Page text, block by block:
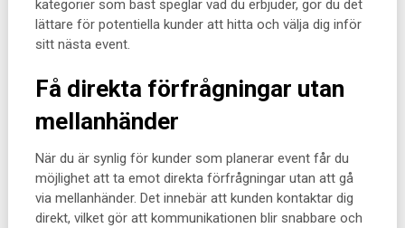
kategorier som bäst speglar vad du erbjuder, gör du det
lättare för potentiella kunder att hitta och välja dig inför
sitt nästa event.
Få direkta förfrågningar utan
mellanhänder
När du är synlig för kunder som planerar event får du
möjlighet att ta emot direkta förfrågningar utan att gå
via mellanhänder. Det innebär att kunden kontaktar dig
direkt, vilket gör att kommunikationen blir snabbare och